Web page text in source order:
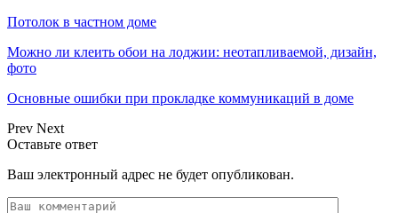
Потолок в частном доме
Можно ли клеить обои на лоджии: неотапливаемой, дизайн,
фото
Основные ошибки при прокладке коммуникаций в доме
Prev Next
Оставьте ответ
Ваш электронный адрес не будет опубликован.